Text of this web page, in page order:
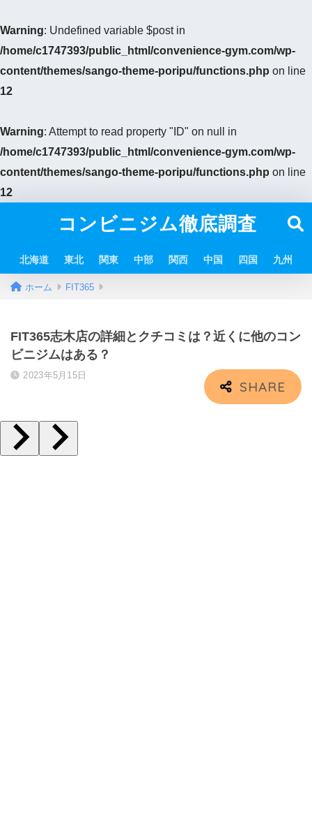
Warning: Undefined variable $post in
/home/c1747393/public_html/convenience-gym.com/wp-
content/themes/sango-theme-poripu/functions.php on line
12
Warning: Attempt to read property "ID" on null in
/home/c1747393/public_html/convenience-gym.com/wp-
content/themes/sango-theme-poripu/functions.php on line
12
コンビニジム徹底調査
北海道 東北 関東 中部 関西 中国 四国 九州
ホーム FIT365
FIT365志木店の詳細とクチコミは？近くに他のコン
ビニジムはある？
2023年5月15日